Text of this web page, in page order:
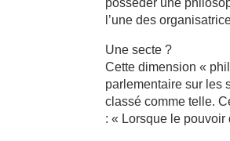
posséder une
l’une des
Une secte ?
Cette dimension «
parlementaire sur les
classé comme telle.
: « Lorsque le pouvoir